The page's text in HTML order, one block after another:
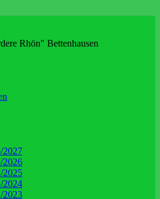
Rhön" Bettenhausen
2027
2026
2025
2024
2023